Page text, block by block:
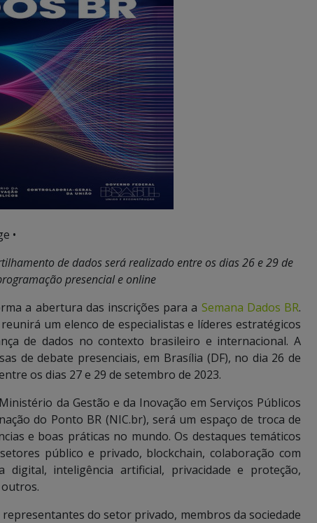
•
de dados será realizado entre os dias 26 e 29 de
presencial e online
a abertura das inscrições para a Semana Dados BR.
um elenco de especialistas e líderes estratégicos
de dados no contexto brasileiro e internacional. A
de debate presenciais, em Brasília (DF), no dia 26 de
os dias 27 e 29 de setembro de 2023.
da Gestão e da Inovação em Serviços Públicos
do Ponto BR (NIC.br), será um espaço de troca de
e boas práticas no mundo. Os destaques temáticos
público e privado, blockchain, colaboração com
digital, inteligência artificial, privacidade e proteção,
do setor privado, membros da sociedade